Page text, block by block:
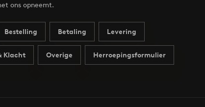
ons opneemt.
Bestelling Betaling Levering
Klacht Overige Herroepingsformulier